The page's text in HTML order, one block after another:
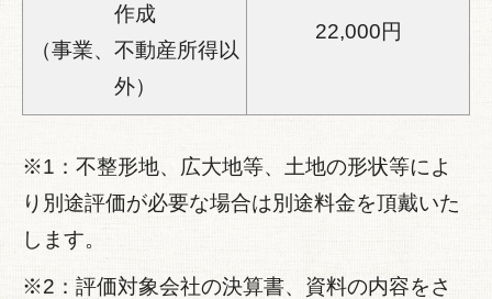
作成
（事業、不動産所得以
外）
22,000円
※1：不整形地、広大地等、土地の形状等によ
り別途評価が必要な場合は別途料金を頂戴いた
します。
※2：評価対象会社の決算書、資料の内容をさ